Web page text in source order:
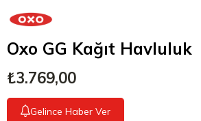
Oxo GG Kağıt Havluluk
₺3.769,00
Gelince Haber Ver